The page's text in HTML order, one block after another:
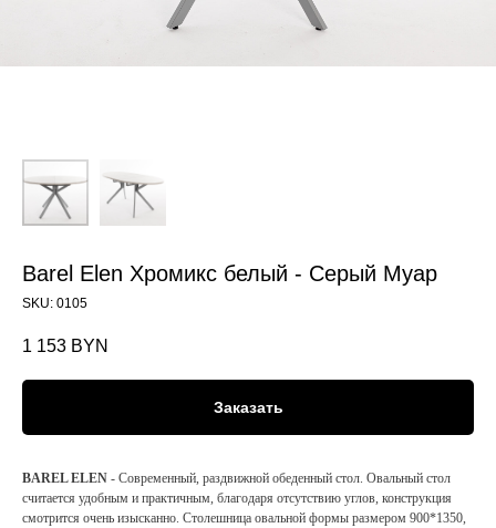
Barel Elen Хромикс белый - Серый Муар
SKU: 0105
1 153 BYN
Заказать
BAREL ELEN - Современный, раздвижной обеденный стол. Овальный стол
считается удобным и практичным, благодаря отсутствию углов, конструкция
смотрится очень изысканно. Столешница овальной формы размером 900*1350,